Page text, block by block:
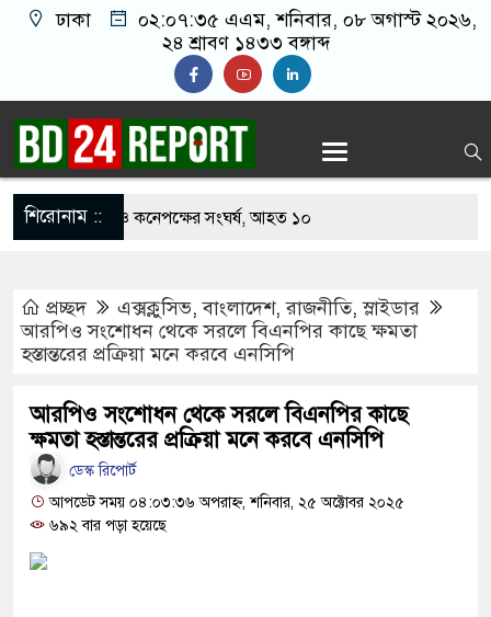
ঢাকা ০২:০৭:৩৬ এএম, শনিবার, ০৮ অগাস্ট ২০২৬,
২৪ শ্রাবণ ১৪৩৩ বঙ্গাব্দ
শিরোনাম ::
নিয়ে বর ও কনেপক্ষের সংঘর্ষ, আহত ১০
দেশজুড়ে পুলিশের সতর্কতা জারি
আ.লীগের গোপন বৈঠক থেকে গ্রেপ্তার ৬
যুবদল সভাপতি আটক, ভিডিও ভাইরাল
দায়ী থাকবে জামায়াত-এনসিপি: রাশেদ খাঁন
দিলেন জামায়াত বহিষ্কাকৃত গাজী নজরুলের ১২
প্রচ্ছদ এক্সক্লুসিভ,বাংলাদেশ,রাজনীতি,স্লাইডার
আরপিও সংশোধন থেকে সরলে বিএনপির কাছে ক্ষমতা
হস্তান্তরের প্রক্রিয়া মনে করবে এনসিপি
আরপিও সংশোধন থেকে সরলে বিএনপির কাছে
ক্ষমতা হস্তান্তরের প্রক্রিয়া মনে করবে এনসিপি
ডেস্ক রিপোর্ট
আপডেট সময় ০৪:০৩:৩৬ অপরাহ্ন, শনিবার, ২৫ অক্টোবর ২০২৫
৬৯২ বার পড়া হয়েছে